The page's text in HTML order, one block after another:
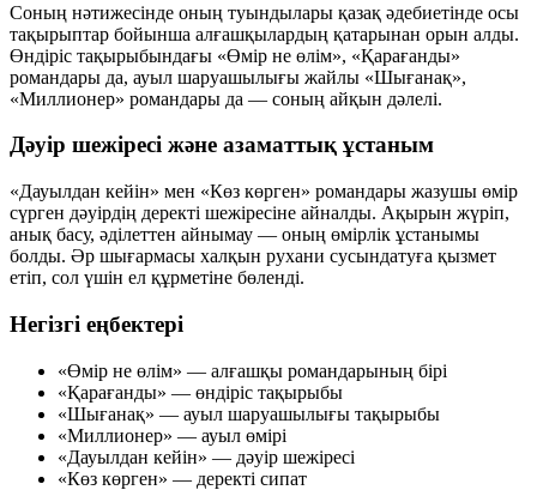
Соның нәтижесінде оның туындылары қазақ әдебиетінде осы
тақырыптар бойынша алғашқылардың қатарынан орын алды.
Өндіріс тақырыбындағы «Өмір не өлім», «Қарағанды»
романдары да, ауыл шаруашылығы жайлы «Шығанақ»,
«Миллионер» романдары да — соның айқын дәлелі.
Дәуір шежіресі және азаматтық ұстаным
«Дауылдан кейін» мен «Көз көрген» романдары жазушы өмір
сүрген дәуірдің деректі шежіресіне айналды. Ақырын жүріп,
анық басу, әділеттен айнымау — оның өмірлік ұстанымы
болды. Әр шығармасы халқын рухани сусындатуға қызмет
етіп, сол үшін ел құрметіне бөленді.
Негізгі еңбектері
«Өмір не өлім» — алғашқы романдарының бірі
«Қарағанды» — өндіріс тақырыбы
«Шығанақ» — ауыл шаруашылығы тақырыбы
«Миллионер» — ауыл өмірі
«Дауылдан кейін» — дәуір шежіресі
«Көз көрген» — деректі сипат